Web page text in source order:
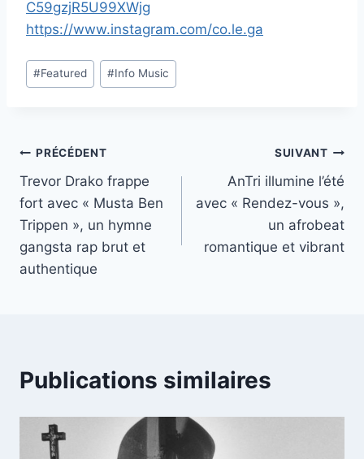
C59gzjR5U99XWjg
https://www.instagram.com/co.le.ga
Étiquettes
de
#Featured #Info Music
Navigation
de
l’article
PRÉCÉDENT
Trevor Drako frappe
fort avec « Musta Ben
Trippen », un hymne
gangsta rap brut et
authentique
SUIVANT
AnTri illumine l’été
avec « Rendez-vous »,
un afrobeat
romantique et vibrant
Publications similaires